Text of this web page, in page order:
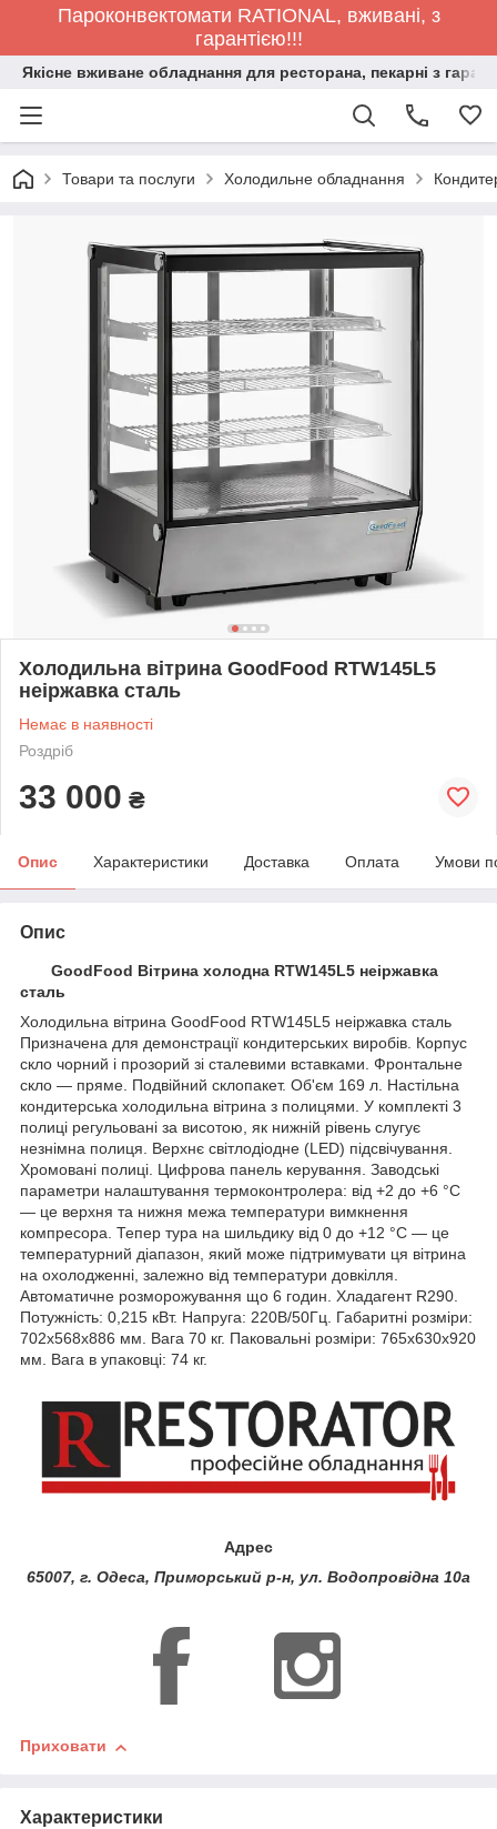
Пароконвектомати RATIONAL, вживані, з
гарантією!!!
Якісне вживане обладнання для ресторана, пекарні з
Товари та послуги Холодильне обладнання
Холодильна вітрина GoodFood RTW145L5
неіржавка сталь
Немає в наявності
Роздріб
33 000 ₴
Опис Характеристики Доставка Оплата Умови
Опис
GoodFood Вітрина холодна RTW145L5 неіржавка
сталь
Холодильна вітрина GoodFood RTW145L5 неіржавка сталь
Призначена для демонстрації кондитерських виробів. Корпус
скло чорний і прозорий зі сталевими вставками. Фронтальне
скло — пряме. Подвійний склопакет. Об'єм 169 л. Настільна
кондитерська холодильна вітрина з полицями. У комплекті 3
полиці регульовані за висотою, як нижній рівень слугує
незнімна полиця. Верхнє світлодіодне (LED) підсвічування.
Хромовані полиці. Цифрова панель керування. Заводські
параметри налаштування термоконтролера: від +2 до +6 °C
— це верхня та нижня межа температури вимкнення
компресора. Тепер тура на шильдику від 0 до +12 °C — це
температурний діапазон, який може підтримувати ця вітрина
на охолодженні, залежно від температури довкілля.
Автоматичне розморожування що 6 годин. Хладагент R290.
Потужність: 0,215 кВт. Напруга: 220В/50Гц. Габаритні розміри:
702x568x886 мм. Вага 70 кг. Паковальні розміри: 765х630х920
мм. Вага в упаковці: 74 кг.
Адрес
65007, г. Одеса, Приморський р-н, ул. Водопровідна 10а
Приховати
Характеристики